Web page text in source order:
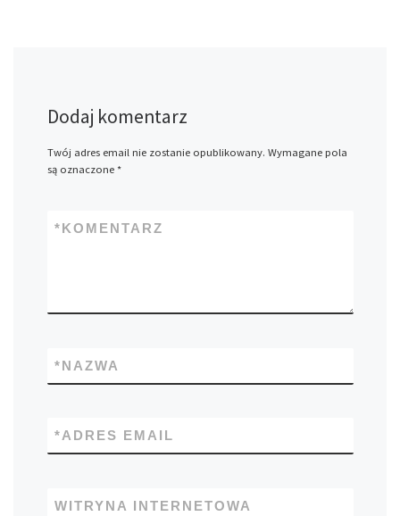
Dodaj komentarz
Twój adres email nie zostanie opublikowany. Wymagane pola
są oznaczone *
KOMENTARZ
*
NAZWA
*
ADRES EMAIL
*
WITRYNA INTERNETOWA